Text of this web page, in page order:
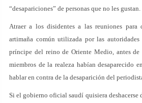
“desapariciones” de personas que no les gustan.
Atraer a los disidentes a las reuniones para
artimaña común utilizada por las
príncipe del reino de Oriente Medio, antes de
miembros de la realeza habían desaparecido
hablar en contra de la desaparición del
Si el gobierno oficial saudí quisiera deshacerse